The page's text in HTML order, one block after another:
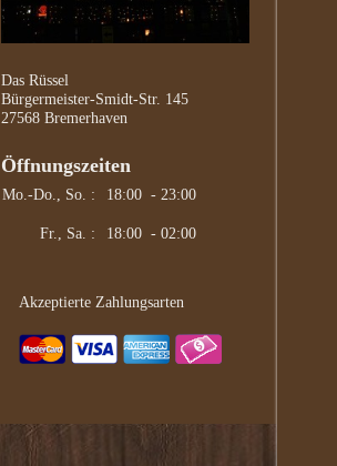
Das Rüssel
Bürgermeister-Smidt-Str. 145
27568 Bremerhaven
Öffnungszeiten
Mo.-Do., So. : 18:00 - 23:00
Fr., Sa. : 18:00 - 02:00
Akzeptierte Zahlungsarten